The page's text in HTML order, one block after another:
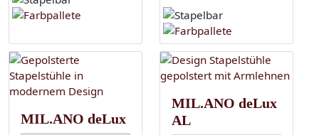
MIL.ANO deLux
MIL.ANO deLux
AL